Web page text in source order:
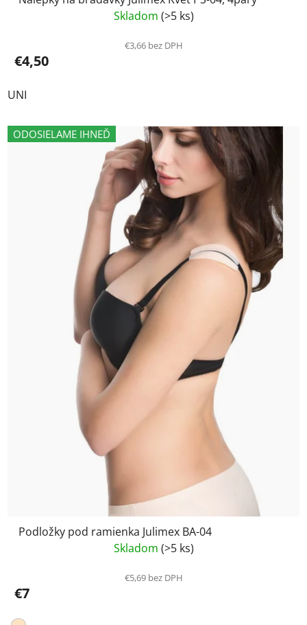
Skladom (>5 ks)
€3,66 bez DPH
€4,50
UNI
ODOSIELAME IHNEĎ
Podložky pod ramienka Julimex BA-04
Skladom (>5 ks)
€5,69 bez DPH
€7